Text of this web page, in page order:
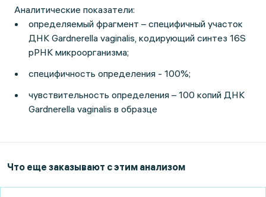
Аналитические показатели:
определяемый фрагмент – специфичный участок
ДНК Gardnerella vaginalis, кодирующий синтез 16S
рРНК микроорганизма;
специфичность определения - 100%;
чувствительность определения – 100 копий ДНК
Gardnerella vaginalis в образце
Что еще заказывают с этим анализом